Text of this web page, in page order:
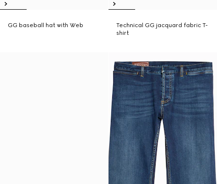
GG baseball hat with Web
Technical GG jacquard fabric T-
shirt